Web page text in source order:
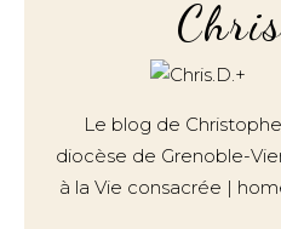
Le blog de
diocèse de Grenoble-
à la Vie consacrée |